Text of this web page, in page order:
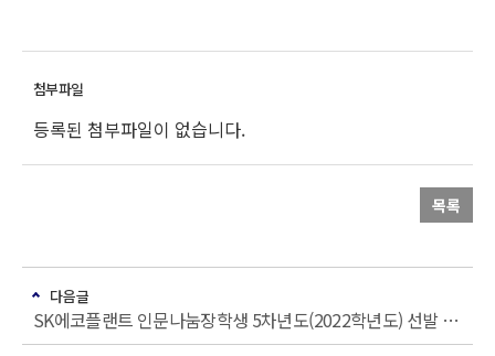
등록된 첨부파일이 없습니다.
목록
다음글
SK에코플랜트 인문나눔장학생 5차년도(2022학년도) 선발 안내(추천 기한 연장)